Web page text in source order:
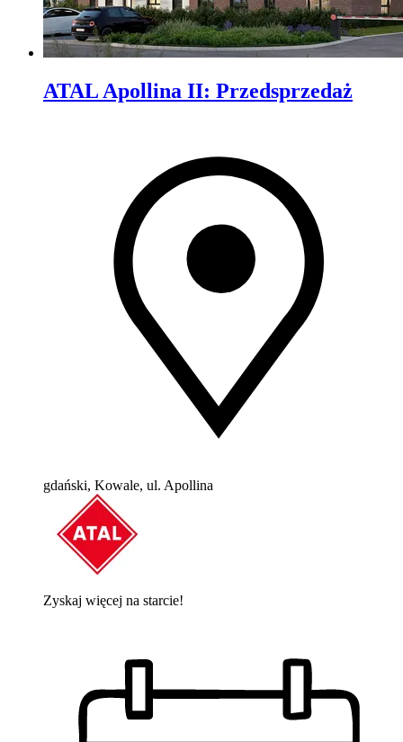
ATAL Apollina II: Przedsprzedaż
gdański, Kowale, ul. Apollina
Zyskaj więcej na starcie!